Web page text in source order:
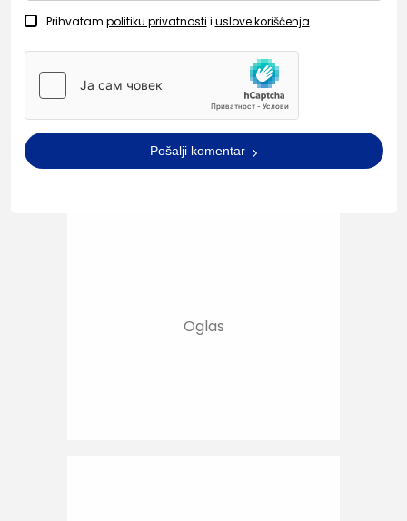
Prihvatam politiku privatnosti i uslove korišćenja
Pošalji komentar